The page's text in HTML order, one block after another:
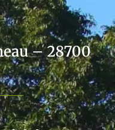
– 28700